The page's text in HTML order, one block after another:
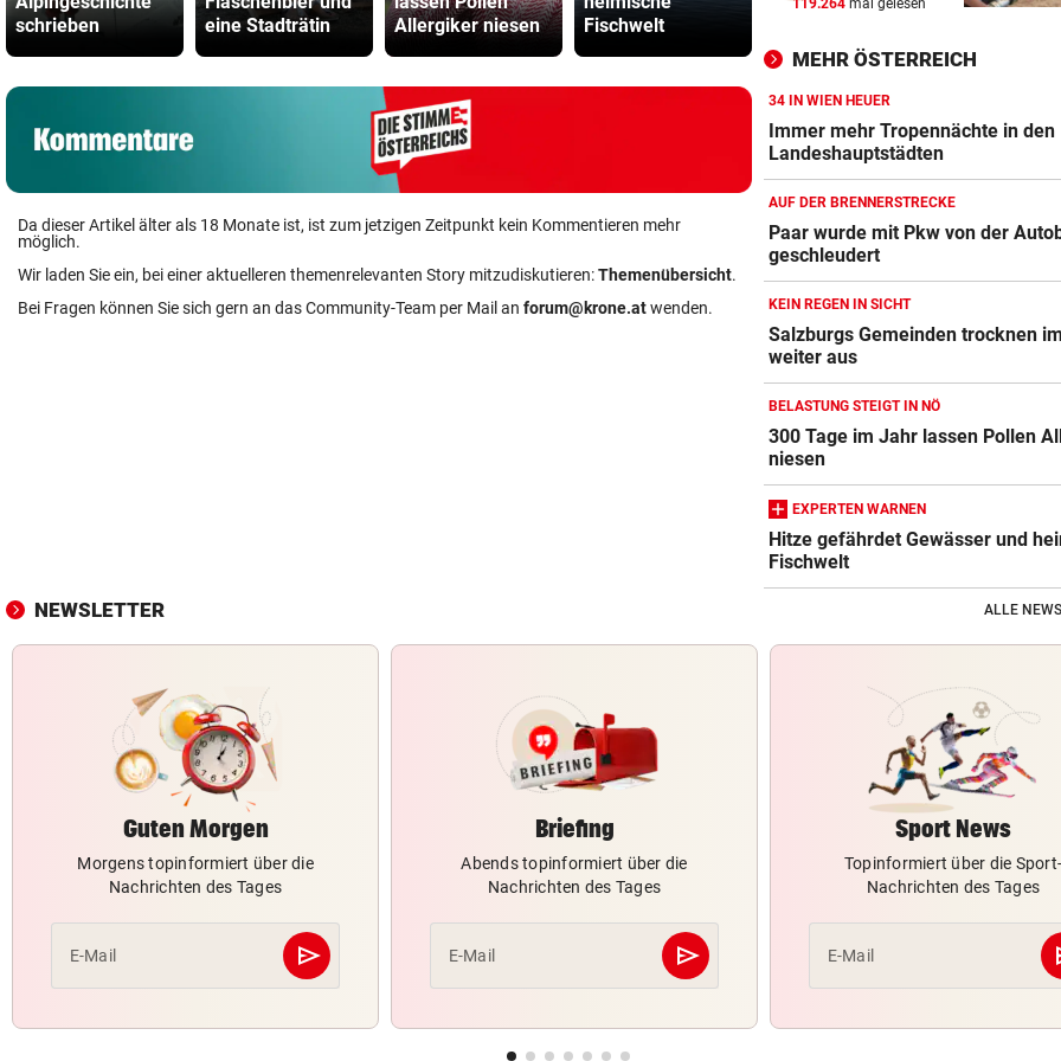
schrieben
eine Stadträtin
Allergiker niesen
Fischwelt
Da dieser Artikel älter als 18 Monate ist, ist zum jetzigen Zeitpunkt kein Kommentieren mehr
möglich.
Wir laden Sie ein, bei einer aktuelleren themenrelevanten Story mitzudiskutieren:Themenübersicht.
Bei Fragen können Sie sich gern an das Community-Team per Mail an forum@krone.atwenden.
VOR KÜSTE OMANS vor
Tanker meldet Explosionen in
Straße von Hormuz
URTEIL GEFALLEN vor 3
Altacher Kies-Krieg: Gericht
Franz Kopf recht
EXPERTEN WARNEN vor 3
Hitze gefährdet Gewässer und
heimische Fischwelt
119.264 mal gelesen
MEHR ÖSTERREICH
34 IN WIEN HEUER
Immer mehr Tropennächte in den
Landeshauptstädten
AUF DER BRENNERSTRECKE
Paar wurde mit Pkw von der
geschleudert
KEIN REGEN IN SICHT
Salzburgs Gemeinden trocknen
weiter aus
BELASTUNG STEIGT IN NÖ
300 Tage im Jahr lassen Pollen
niesen
EXPERTEN WARNEN
Hitze gefährdet Gewässer und
Fischwelt
NEWSLETTER ALLE
Guten Morgen
Morgens topinformiert über die
Nachrichten des Tages
E-Mail send
Abschicken
Briefing
Abends topinformiert über die
Nachrichten des Tages
E-Mail send
Abschicken
Sport News
Topinformiert über die Sport-
Nachrichten des Tages
E-Mail